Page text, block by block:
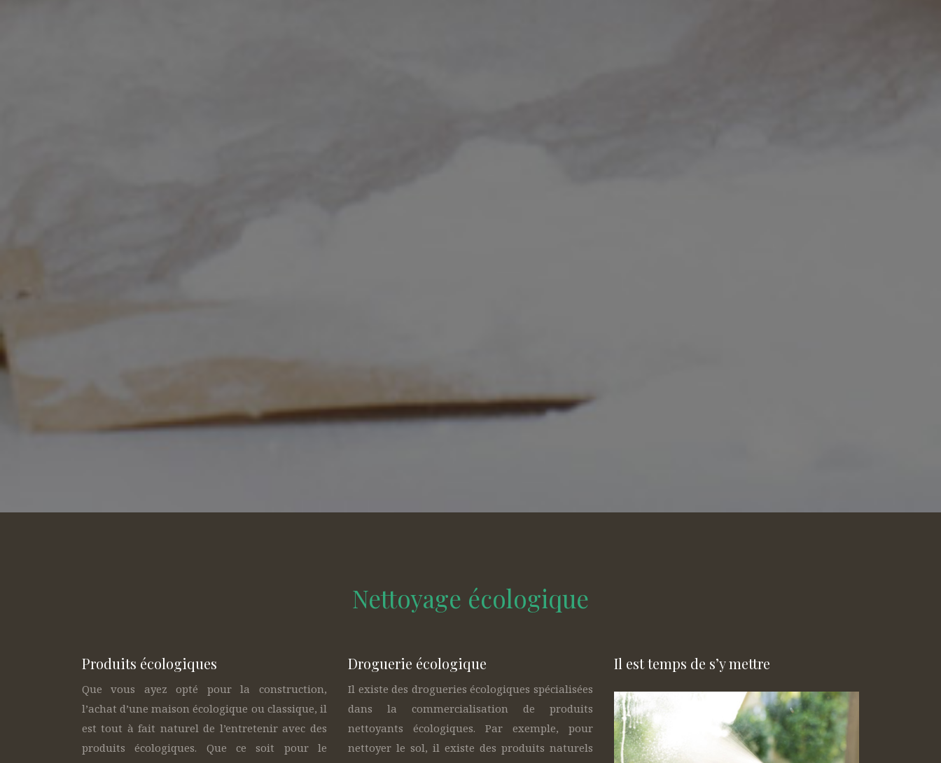
Nettoyage écologique
Produits écologiques
Que vous ayez opté pour la construction,
l’achat d’une maison écologique ou classique, il
est tout à fait naturel de l’entretenir avec des
produits écologiques. Que ce soit pour le
Droguerie écologique
Il existe des drogueries écologiques spécialisées
dans la commercialisation de produits
nettoyants écologiques. Par exemple, pour
nettoyer le sol, il existe des produits naturels
Il est temps de s’y mettre